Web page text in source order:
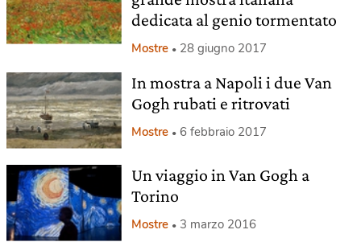
dedicata al genio tormentato
Mostre 28 giugno 2017
In mostra a Napoli i due Van
Gogh rubati e ritrovati
Mostre 6 febbraio 2017
Un viaggio in Van Gogh a
Torino
Mostre 3 marzo 2016